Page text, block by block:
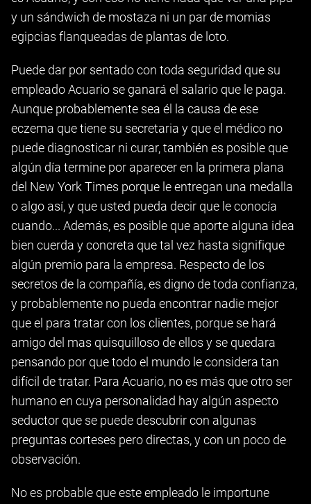
y un sándwich de mostaza ni un par de momias
egipcias flanqueadas de plantas de loto.
Puede dar por sentado con toda seguridad que su
empleado Acuario se ganará el salario que le paga.
Aunque probablemente sea él la causa de ese
eczema que tiene su secretaria y que el médico no
puede diagnosticar ni curar, también es posible que
algún día termine por aparecer en la primera plana
del New York Times porque le entregan una medalla
o algo así, y que usted pueda decir que le conocía
cuando... Además, es posible que aporte alguna idea
bien cuerda y concreta que tal vez hasta signifique
algún premio para la empresa. Respecto de los
secretos de la compañía, es digno de toda confianza,
y probablemente no pueda encontrar nadie mejor
que el para tratar con los clientes, porque se hará
amigo del mas quisquilloso de ellos y se quedara
pensando por que todo el mundo le considera tan
difícil de tratar. Para Acuario, no es más que otro ser
humano en cuya personalidad hay algún aspecto
seductor que se puede descubrir con algunas
preguntas corteses pero directas, y con un poco de
observación.
No es probable que este empleado le importune